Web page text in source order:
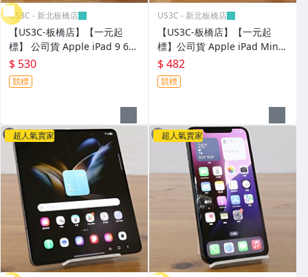
US3C - 新北板橋店
【US3C-板橋店】【一元起
標】 公司貨 Apple iPad 9 64
G WiFi 太空灰 10.2吋 A13仿
生晶片 指紋解鎖 蘋果平板 二
手平板
$ 530
競標
US3C - 新北板橋店
【US3C-板橋店】【一元起
標】公司貨 Apple iPad Mini
5 64G WiFi 太空灰 7.9吋 800
萬像素 TouchID 二手平板 蘋
果平板
$ 482
競標
超人氣賣家 超人氣賣家